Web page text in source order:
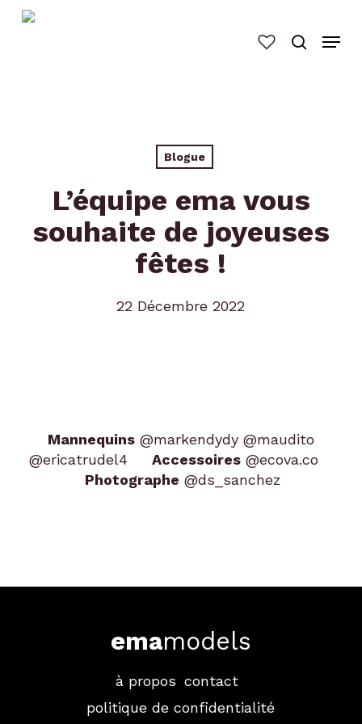
Skip
Blogue
L’équipe ema vous
souhaite de joyeuses
fêtes !
22 Décembre 2022
Mannequins @markendydy @maudito
@ericatrudel4
Accessoires @ecova.co
Photographe @ds_sanchez
emamodels
à propos contact
politique de confidentialité